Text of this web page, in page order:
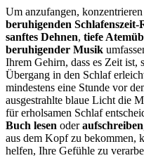
Um anzufangen,
beruhigenden Schlafenszeit-
sanftes Dehnen, tiefe
beruhigender Musik
Ihrem Gehirn, dass es Zeit ist,
Übergang in den Schlaf
mindestens eine Stunde vor
ausgestrahlte blaue Licht die
für erholsamen Schlaf
Buch lesen oderaufschreiben
aus dem Kopf zu bekommen,
helfen, Ihre Gefühle zu